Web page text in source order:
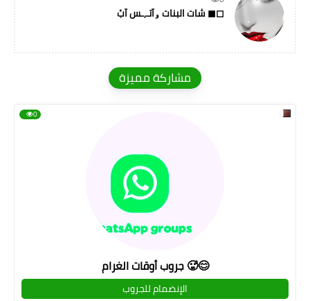
شات البنات ۅآتـ,ـس آبْ ◼◻
مشاركة مميزة
جروب أوقات الغرام 🥵😊
0
الإنضمام للجروب